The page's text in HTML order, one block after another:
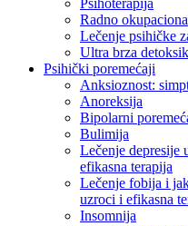
Psihoterapija
Radno
Lečenje psihičke
Ultra brza
Psihički poremećaji
Anksioznost:
Anoreksija
Bipolarni
Bulimija
Lečenje depresije
efikasna terapija
Lečenje fobija i
uzroci i efikasna
Insomnija